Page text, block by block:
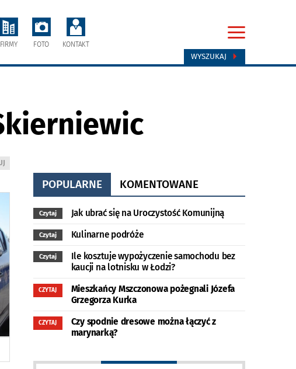
FIRMY FOTO KONTAKT
WYSZUKAJ
POPULARNE KOMENTOWANE
Czytaj Jak ubrać się na Uroczystość Komunijną
Czytaj Kulinarne podróże
Czytaj
Ile kosztuje wypożyczenie samochodu bez
kaucji na lotnisku w Łodzi?
CZYTAJ
Mieszkańcy Mszczonowa pożegnali Józefa
Grzegorza Kurka
CZYTAJ
Czy spodnie dresowe można łączyć z
marynarką?